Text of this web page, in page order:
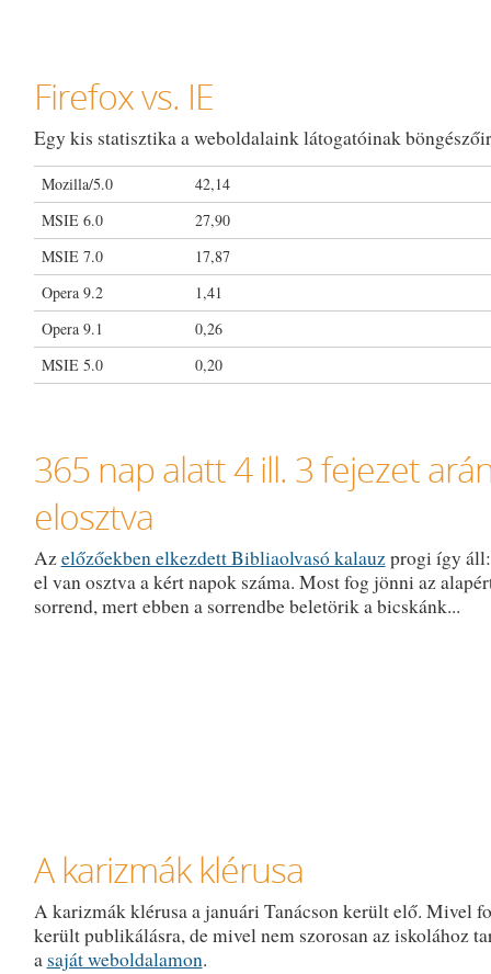
Firefox vs. IE
Egy kis statisztika a weboldalaink látogatóinak
Mozilla/5.0
42,14
MSIE 6.0
27,90
MSIE 7.0
17,87
Opera 9.2
1,41
Opera 9.1
0,26
MSIE 5.0
0,20
365 nap alatt 4 ill. 3 fejezet
elosztva
Azelőzőekben elkezdett Bibliaolvasó kalauzprogi így áll:
el van osztva a kért napok száma. Most fog jönni az
sorrend, mert ebben a sorrendbe beletörik a bicskánk...
A karizmák klérusa
A karizmák klérusa a januári Tanácson került elő. Mivel
került publikálásra, de mivel nem szorosan az iskolához
a saját weboldalamon.